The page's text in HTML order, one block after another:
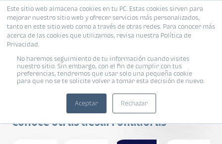
Este sitio web almacena cookies en tu PC. Estas cookies sirven para
mejorar nuestro sitio web y ofrecer servicios más personalizados,
tanto en este sitio web como a través de otras redes. Para conocer más
acerca de las cookies que utilizamos, revisa nuestra Política de
Privacidad.
No haremos seguimiento de tu información cuando visites
nuestro sitio. Sin embargo, con el fin de cumplir con tus
preferencias, tendremos que usar solo una pequeña cookie
para que no se te solicite volver a tomar esta decisión de nuevo.
Aceptar Rechazar
Conoce otras desarrolladoras